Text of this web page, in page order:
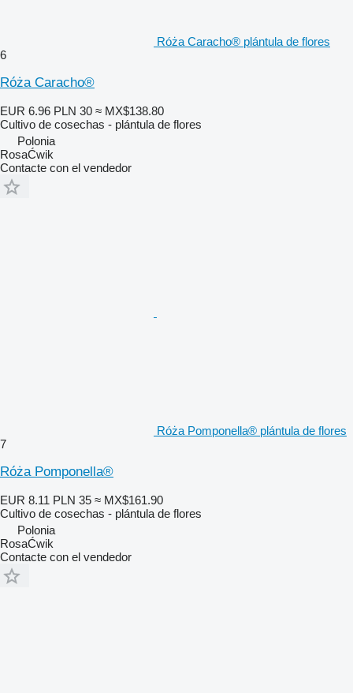
Róża Caracho® plántula de flores
6
Róża Caracho®
EUR 6.96 PLN 30 ≈ MX$138.80
Cultivo de cosechas - plántula de flores
Polonia
RosaĆwik
Contacte con el vendedor
Róża Pomponella® plántula de flores
7
Róża Pomponella®
EUR 8.11 PLN 35 ≈ MX$161.90
Cultivo de cosechas - plántula de flores
Polonia
RosaĆwik
Contacte con el vendedor